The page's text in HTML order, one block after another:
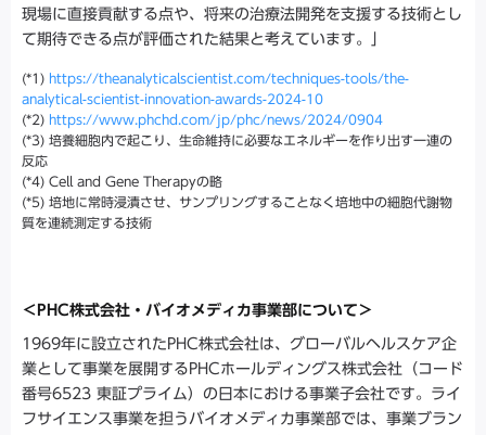
現場に直接貢献する点や、将来の治療法開発を支援する技術とし
て期待できる点が評価された結果と考えています。」
(*1) https://theanalyticalscientist.com/techniques-tools/the-
analytical-scientist-innovation-awards-2024-10
(*2) https://www.phchd.com/jp/phc/news/2024/0904
(*3) 培養細胞内で起こり、生命維持に必要なエネルギーを作り出す一連の
反応
(*4) Cell and Gene Therapyの略
(*5) 培地に常時浸漬させ、サンプリングすることなく培地中の細胞代謝物
質を連続測定する技術
＜PHC株式会社・バイオメディカ事業部について＞
1969年に設立されたPHC株式会社は、グローバルヘルスケア企
業として事業を展開するPHCホールディングス株式会社（コード
番号6523 東証プライム）の日本における事業子会社です。ライ
フサイエンス事業を担うバイオメディカ事業部では、事業ブラン